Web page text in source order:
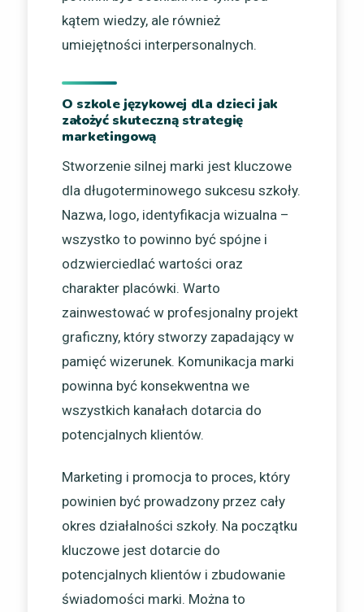
kątem wiedzy, ale również
umiejętności interpersonalnych.
O szkole językowej dla dzieci jak
założyć skuteczną strategię
marketingową
Stworzenie silnej marki jest kluczowe
dla długoterminowego sukcesu szkoły.
Nazwa, logo, identyfikacja wizualna –
wszystko to powinno być spójne i
odzwierciedlać wartości oraz
charakter placówki. Warto
zainwestować w profesjonalny projekt
graficzny, który stworzy zapadający w
pamięć wizerunek. Komunikacja marki
powinna być konsekwentna we
wszystkich kanałach dotarcia do
potencjalnych klientów.
Marketing i promocja to proces, który
powinien być prowadzony przez cały
okres działalności szkoły. Na początku
kluczowe jest dotarcie do
potencjalnych klientów i zbudowanie
świadomości marki. Można to